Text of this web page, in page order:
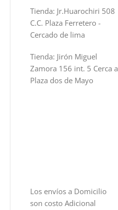
Tienda: Jr.Huarochiri 508
C.C. Plaza Ferretero -
Cercado de lima
Tienda: Jirón Miguel
Zamora 156 int. 5 Cerca a
Plaza dos de Mayo
Los envíos a Domicilio
son costo Adicional